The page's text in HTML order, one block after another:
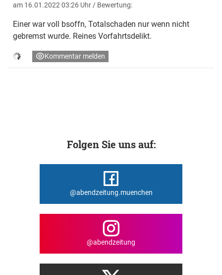
am 16.01.2022 03:26 Uhr / Bewertung:
Einer war voll bsoffn, Totalschaden nur wenn nicht
gebremst wurde. Reines Vorfahrtsdelikt.
Kommentar melden
Folgen Sie uns auf:
@abendzeitung.muenchen
@abendzeitung